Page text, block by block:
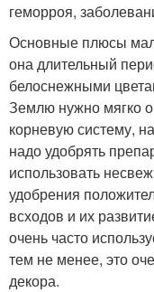
геморроя,
Основные плюсы
она длительный
белоснежными
Землю нужно мягко
корневую систему,
надо удобрять
использовать
удобрения
всходов и их
очень часто
тем не менее, это
декора.